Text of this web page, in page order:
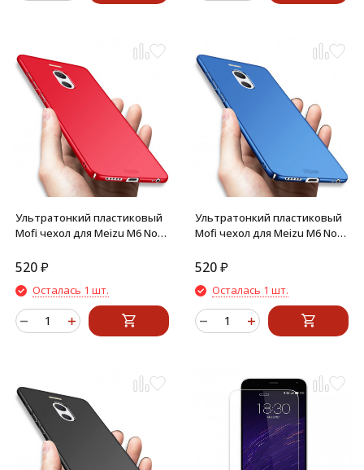
Ультратонкий пластиковый
Mofi чехол для Meizu M6 Note
520₽
Осталась 1 шт.
Ультратонкий пластиковый
Mofi чехол для Meizu M6 Note
520₽
Осталась 1 шт.